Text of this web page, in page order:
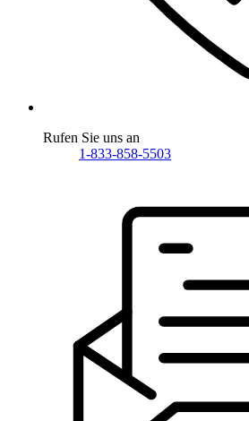
Rufen Sie uns an
1-833-858-5503